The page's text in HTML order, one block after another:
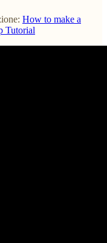
How to make a
Tutorial